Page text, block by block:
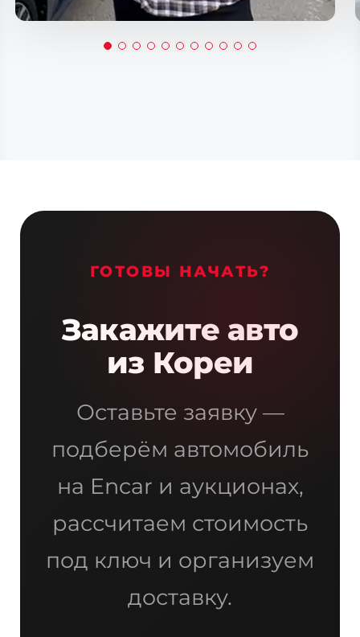
ГОТОВЫ НАЧАТЬ?
Закажите авто
из Кореи
Оставьте заявку —
подберём автомобиль
на Encar и аукционах,
рассчитаем стоимость
под ключ и организуем
доставку.